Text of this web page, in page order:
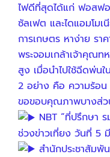
ไฟดีที่สุดได้แก่ ฟอสฟอ
ซัลเฟต และไดแอมโม
การเกษตร หาง่าย ร
พระจอมเกล้าเจ้าคุณท
สูง เมื่อนำไปใช้ฉีดพ่น
2 อย่าง คือ ความร้อน
ขอขอบคุณภาพบางส่ว
NBT “ที่ปรึกษา
ช่วงข่าวเที่ยง วันที่ 5
สำนักประชาสัมพั